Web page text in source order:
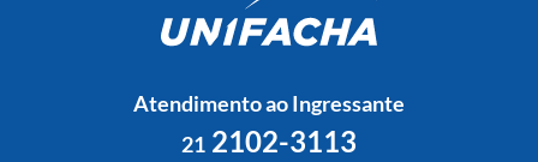
Atendimento ao Ingressante
212102-3113